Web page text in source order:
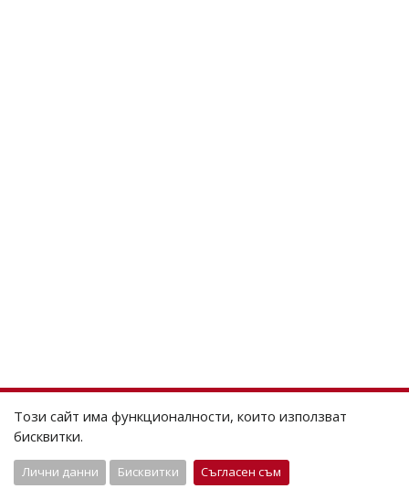
Този сайт има функционалности, които използват
бисквитки.
Лични данни Бисквитки Съгласен съм